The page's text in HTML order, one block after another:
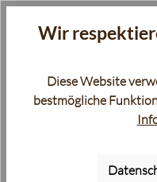
Anbauhöhe
Boden
Wir
Diese Website
bestmögliche